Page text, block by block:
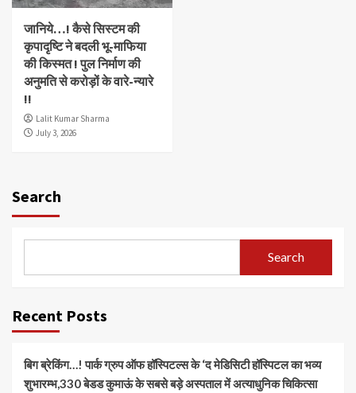
जानिये…! कैसे सिस्टम की
कृपादृष्टि ने बदली भू-माफिया
की किस्मत ! पुल निर्माण की
अनुमति से करोड़ों के वारे-न्यारे
!!
Lalit Kumar Sharma
July 3, 2026
Search
Search
Recent Posts
बिग ब्रेकिंग…! पार्क ग्रुप ऑफ हॉस्पिटल्स के ‘द मेडिसिटी हॉस्पिटल का भव्य
शुभारम्भ,330 बेडड कुमाऊं के सबसे बड़े अस्पताल में अत्याधुनिक चिकित्सा